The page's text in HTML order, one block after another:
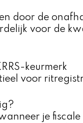
door de
voor de
keurmerk
voor
je